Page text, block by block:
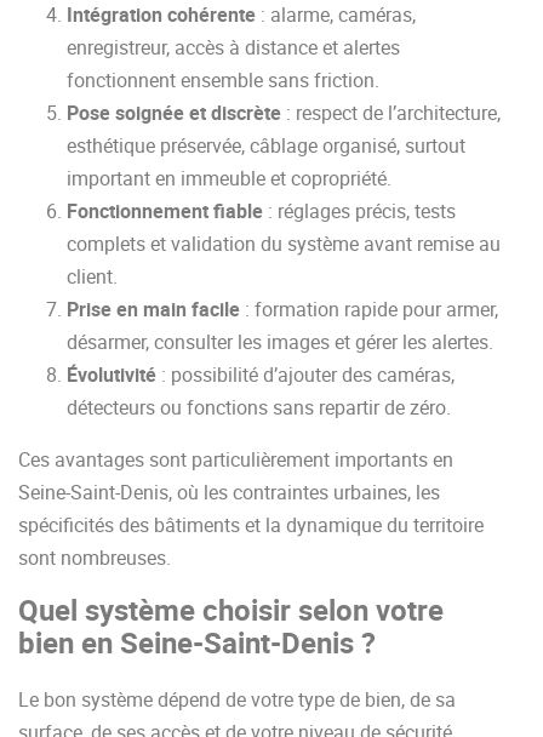
Intégration cohérente : alarme, caméras,
enregistreur, accès à distance et alertes
fonctionnent ensemble sans friction.
Pose soignée et discrète : respect de l’architecture,
esthétique préservée, câblage organisé, surtout
important en immeuble et copropriété.
Fonctionnement fiable : réglages précis, tests
complets et validation du système avant remise au
client.
Prise en main facile : formation rapide pour armer,
désarmer, consulter les images et gérer les alertes.
Évolutivité : possibilité d’ajouter des caméras,
détecteurs ou fonctions sans repartir de zéro.
Ces avantages sont particulièrement importants en
Seine-Saint-Denis, où les contraintes urbaines, les
spécificités des bâtiments et la dynamique du territoire
sont nombreuses.
Quel système choisir selon votre
bien en Seine-Saint-Denis ?
Le bon système dépend de votre type de bien, de sa